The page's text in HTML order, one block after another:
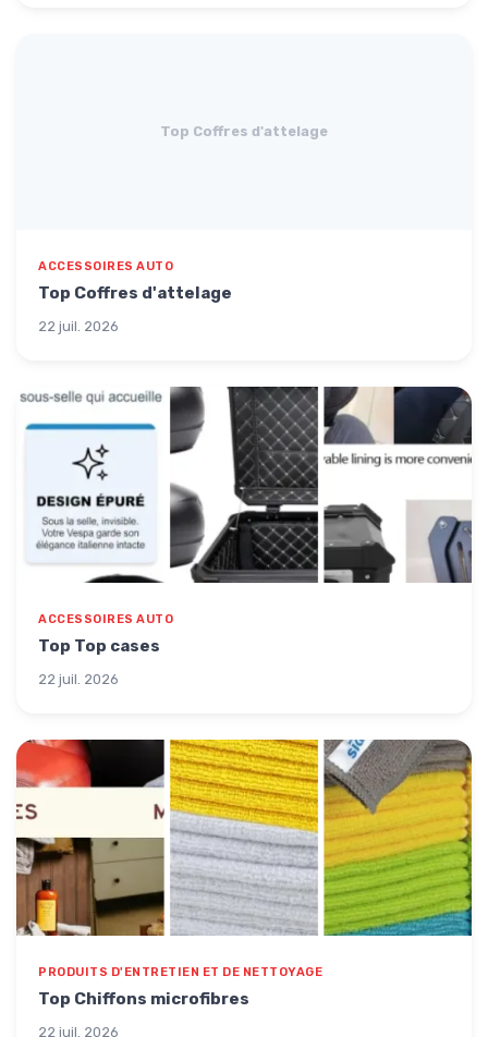
Top Coffres d'attelage
ACCESSOIRES AUTO
Top Coffres d'attelage
22 juil. 2026
ACCESSOIRES AUTO
Top Top cases
22 juil. 2026
PRODUITS D'ENTRETIEN ET DE NETTOYAGE
Top Chiffons microfibres
22 juil. 2026